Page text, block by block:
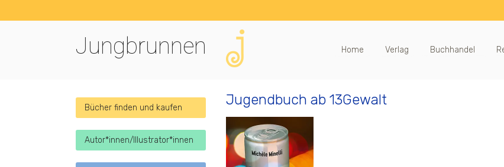
Jungbrunnen Home Verlag Buchhandel
Jugendbuch ab 13Gewalt
Bücher finden und kaufen
Autor*innen/Illustrator*innen